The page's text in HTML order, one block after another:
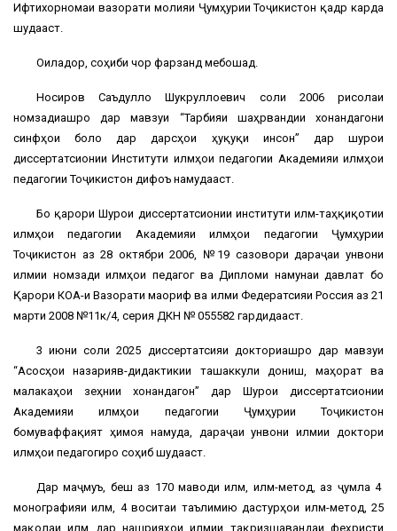
Ифтихорномаи вазорати молияи Ҷумҳурии Тоҷикистон қадр карда
шудааст.
Оиладор, соҳиби чор фарзанд мебошад.
Носиров Саъдулло Шукруллоевич соли 2006 рисолаи
номзадиашро дар мавзуи “Тарбияи шаҳрвандии хонандагони
синфҳои болоӣ дар дарсҳои ҳуқуқи инсон” дар шурои
диссертатсионии Институти илмҳои педагогии Академияи илмҳои
педагогии Тоҷикистон дифоъ намудааст.
Бо қарори Шурои диссертатсионии институти илмӣ-таҳқиқотии
илмҳои педагогии Академияи илмҳои педагогии Ҷумҳурии
Тоҷикистон аз 28 октябри 2006, №19 сазовори дараҷаи унвони
илмии номзади илмҳои педагогӣ ва Дипломи намунаи давлатӣ бо
Қарори КОА-и Вазорати маориф ва илми Федератсияи Россия аз 21
марти 2008 №11к/4, серия ДКН № 055582 гардидааст.
3 июни соли 2025 диссертатсияи докториашро дар мавзуи
“Асосҳои назариявӣ-дидактикии ташаккули дониш, маҳорат ва
малакаҳои зеҳнии хонандагон” дар Шурои диссертатсионии
Академияи илмҳои педагогии Ҷумҳурии Тоҷикистон
бомуваффақият ҳимоя намуда, дараҷаи унвони илмии доктори
илмҳои педагогиро соҳиб шудааст.
Дар маҷмуъ, беш аз 170 маводи илмӣ, илмӣ-методӣ, аз ҷумла 4
монографияи илмӣ, 4 воситаи таълимию дастурҳои илмӣ-методӣ, 25
мақолаи илмӣ дар нашрияҳои илмии тақризшавандаи феҳристи